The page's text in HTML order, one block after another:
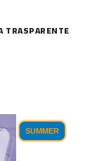
TRASPARENTE
SUMMER